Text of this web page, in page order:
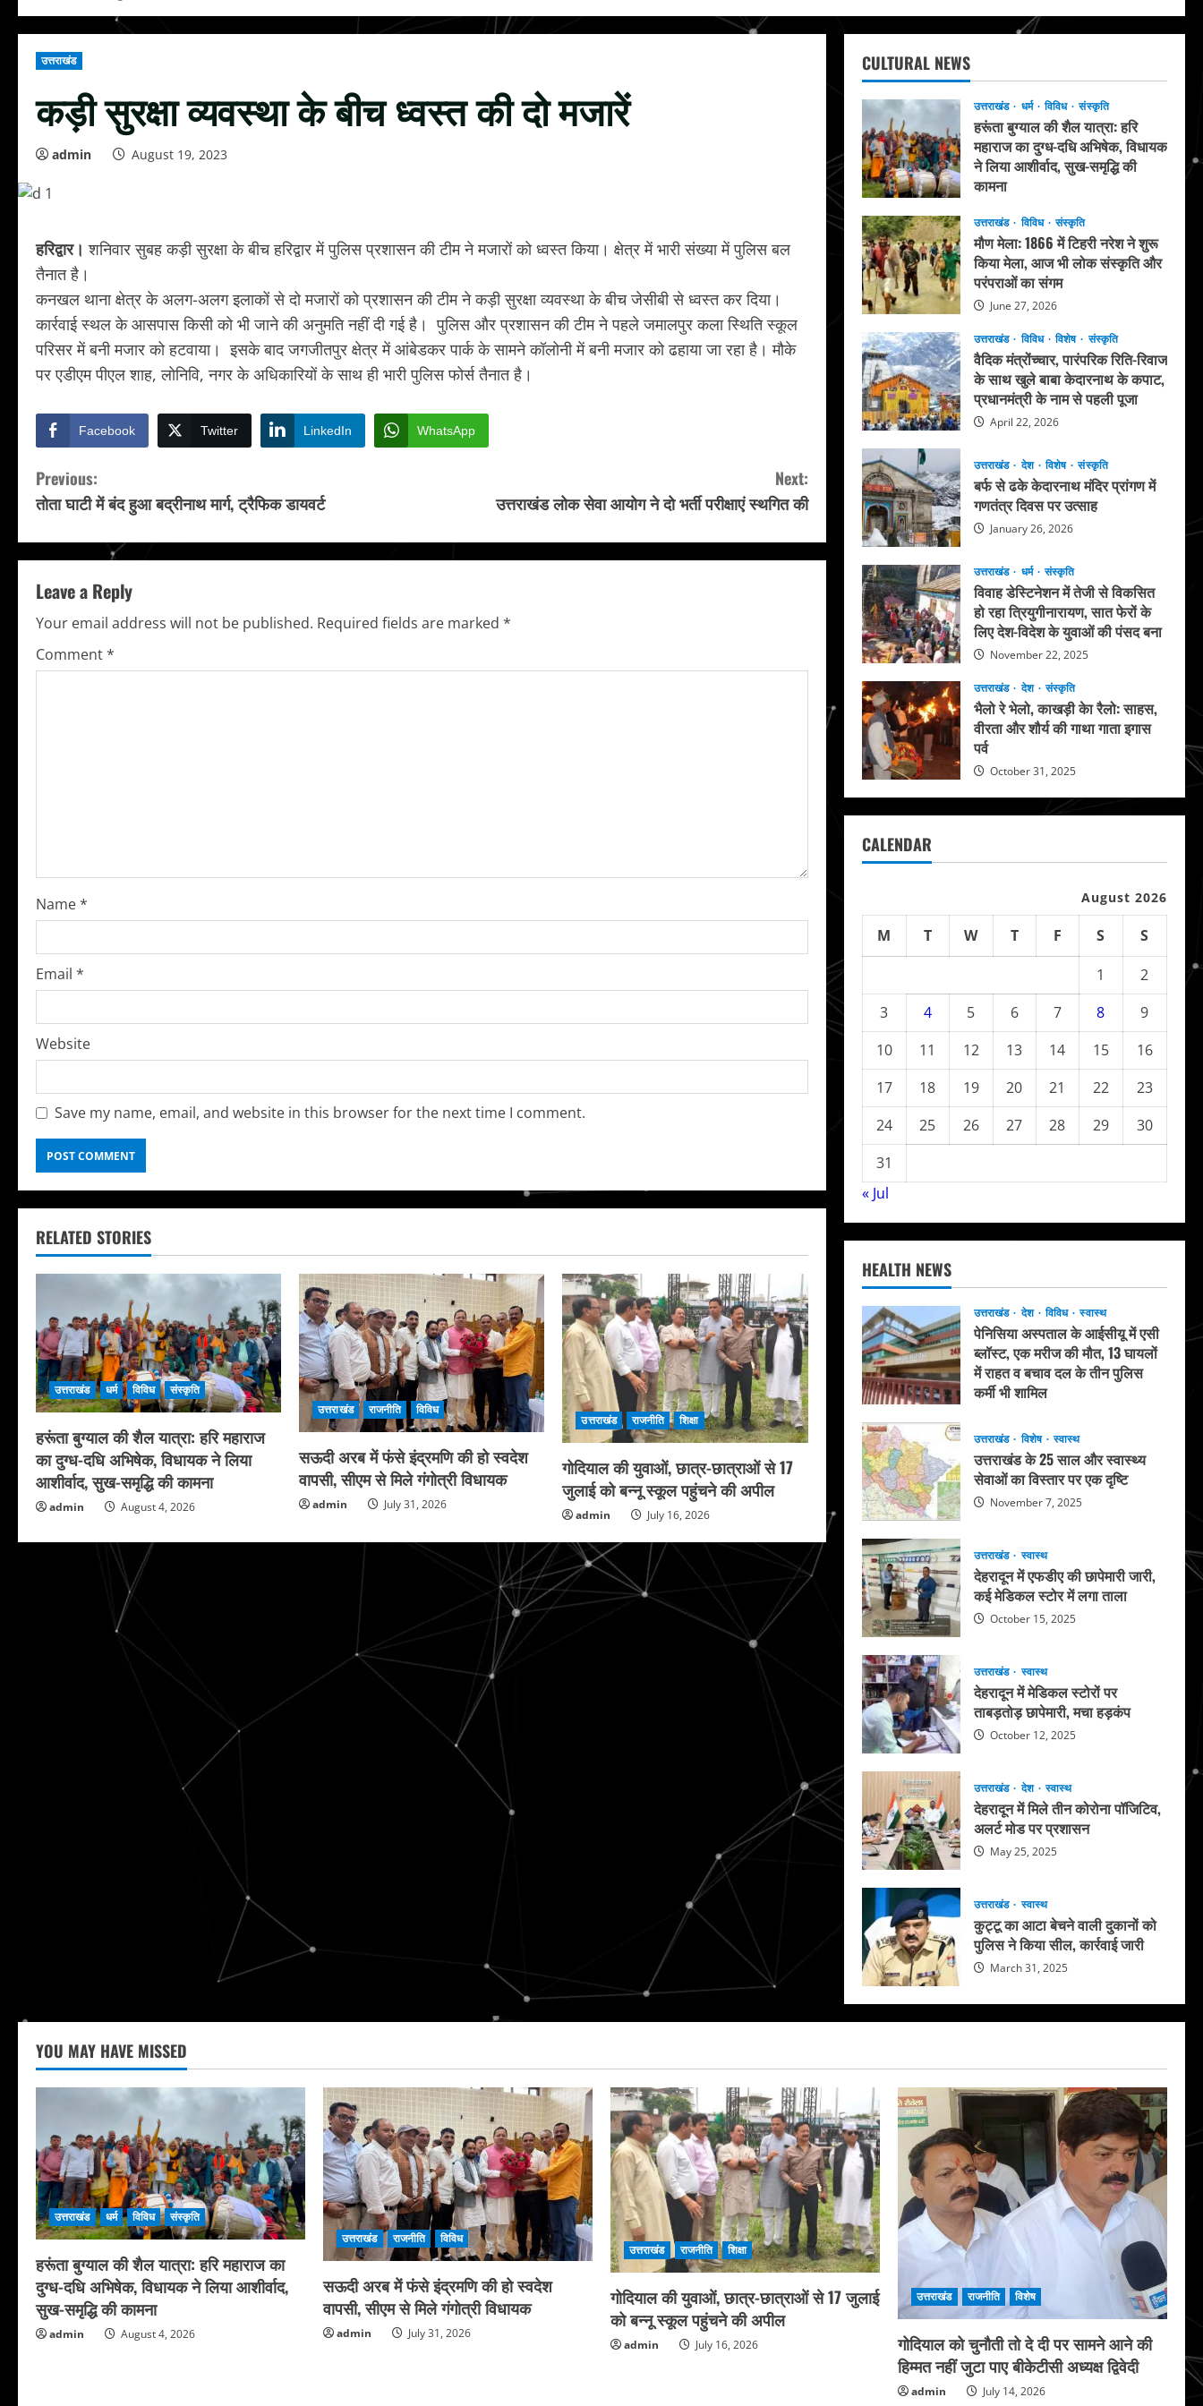
उत्तराखंड
कड़ी सुरक्षा व्यवस्था के बीच ध्वस्त की दो मजारें
admin August 19, 2023
हरिद्वार। शनिवार सुबह कड़ी सुरक्षा के बीच हरिद्वार में पुलिस प्रशासन की टीम ने मजारों को ध्वस्त किया। क्षेत्र में भारी संख्या में पुलिस बल
तैनात है।
कनखल थाना क्षेत्र के अलग-अलग इलाकों से दो मजारों को प्रशासन की टीम ने कड़ी सुरक्षा व्यवस्था के बीच जेसीबी से ध्वस्त कर दिया।
कार्रवाई स्थल के आसपास किसी को भी जाने की अनुमति नहीं दी गई है। पुलिस और प्रशासन की टीम ने पहले जमालपुर कला स्थिति स्कूल
परिसर में बनी मजार को हटवाया। इसके बाद जगजीतपुर क्षेत्र में आंबेडकर पार्क के सामने कॉलोनी में बनी मजार को ढहाया जा रहा है। मौके
पर एडीएम पीएल शाह, लोनिवि, नगर के अधिकारियों के साथ ही भारी पुलिस फोर्स तैनात है।
Facebook Twitter LinkedIn WhatsApp
C
o
n
t
i
n
d
i
n
Previous:
तोता घाटी में बंद हुआ बद्रीनाथ मार्ग, ट्रैफिक डायवर्ट
Next:
उत्तराखंड लोक सेवा आयोग ने दो भर्ती परीक्षाएं स्थगित की
Leave a Reply
Your email address will not be published. Required fields are marked *
Comment*
Name*
Email *
Website
Save my name, email, and website in this browser for the next time I comment.
RELATED STORIES
उत्तराखंड धर्म विविध संस्कृति
हरूंता बुग्याल की शैल यात्रा: हरि महाराज
का दुग्ध-दधि अभिषेक, विधायक ने लिया
आशीर्वाद, सुख-समृद्धि की कामना
admin August 4, 2026
उत्तराखंड राजनीति विविध
सऊदी अरब में फंसे इंद्रमणि की हो स्वदेश
वापसी, सीएम से मिले गंगोत्री विधायक
admin July 31, 2026
उत्तराखंड राजनीति शिक्षा
गोदियाल की युवाओं, छात्र-छात्राओं से 17
जुलाई को बन्नू स्कूल पहुंचने की अपील
admin July 16, 2026
CULTURAL NEWS
उत्तराखंड धर्म विविध संस्कृति
हरूंता बुग्याल की शैल यात्रा: हरि
महाराज का दुग्ध-दधि अभिषेक, विधायक
ने लिया आशीर्वाद, सुख-समृद्धि की
कामना
उत्तराखंड
विविध संस्कृति
मौण मेला: 1866 में टिहरी नरेश ने शुरू
किया मेला, आज भी लोक संस्कृति और
परंपराओं का संगम
June 27, 2026
उत्तराखंड विविध विशेष संस्कृति
वैदिक मंत्रोंच्चार, पारंपरिक रिति-रिवाज
के साथ खुले बाबा केदारनाथ के कपाट,
प्रधानमंत्री के नाम से पहली पूजा
April 22, 2026
उत्तराखंड देश विशेष संस्कृति
बर्फ से ढके केदारनाथ मंदिर प्रांगण में
गणतंत्र दिवस पर उत्साह
January 26, 2026
उत्तराखंड धर्म संस्कृति
विवाह डेस्टिनेशन में तेजी से विकसित
हो रहा त्रियुगीनारायण, सात फेरों के
लिए देश-विदेश के युवाओं की पंसद बना
November 22, 2025
उत्तराखंड देश संस्कृति
भैलो रे भेलो, काखड़ी केा रैलो: साहस,
वीरता और शौर्य की गाथा गाता इगास
पर्व
October 31, 2025
CALENDAR
August 2026
M T W T F S
S
1
2
3
4 5 6 7 8
9
10
11 12 13 14 15
16
17
18 19 20 21 22
23
24
25 26 27 28 29
30
31
« Jul
HEALTH NEWS
उत्तराखंड देश विविध स्वास्थ
पेनिसिया अस्पताल के आईसीयू में एसी
ब्लॉस्ट, एक मरीज की मौत, 13 घायलों
में राहत व बचाव दल के तीन पुलिस
कर्मी भी शामिल
उत्तराखंड
विशेष स्वास्थ
उत्तराखंड के 25 साल और स्वास्थ्य
सेवाओं का विस्तार पर एक दृष्टि
November 7, 2025
उत्तराखंड स्वास्थ
देहरादून में एफडीए की छापेमारी जारी,
कई मेडिकल स्टोर में लगा ताला
October 15, 2025
उत्तराखंड स्वास्थ
देहरादून में मेडिकल स्टोरों पर
ताबड़तोड़ छापेमारी, मचा हड़कंप
October 12, 2025
उत्तराखंड देश स्वास्थ
देहरादून में मिले तीन कोरोना पॉजिटिव,
अलर्ट मोड पर प्रशासन
May 25, 2025
उत्तराखंड स्वास्थ
कुट्टू का आटा बेचने वाली दुकानों को
पुलिस ने किया सील, कार्रवाई जारी
March 31, 2025
YOU MAY HAVE MISSED
उत्तराखंड धर्म विविध संस्कृति
हरूंता बुग्याल की शैल यात्रा: हरि महाराज का
दुग्ध-दधि अभिषेक, विधायक ने लिया आशीर्वाद,
सुख-समृद्धि की कामना
admin August 4, 2026
उत्तराखंड राजनीति विविध
सऊदी अरब में फंसे इंद्रमणि की हो स्वदेश
वापसी, सीएम से मिले गंगोत्री विधायक
admin July 31, 2026
उत्तराखंड राजनीति शिक्षा
गोदियाल की युवाओं, छात्र-छात्राओं से 17 जुलाई
को बन्नू स्कूल पहुंचने की अपील
admin July 16, 2026
उत्तराखंड राजनीति विशेष
गोदियाल को चुनौती तो दे दी पर सामने आने की
हिम्मत नहीं जुटा पाए बीकेटीसी अध्यक्ष द्विवेदी
admin July 14, 2026